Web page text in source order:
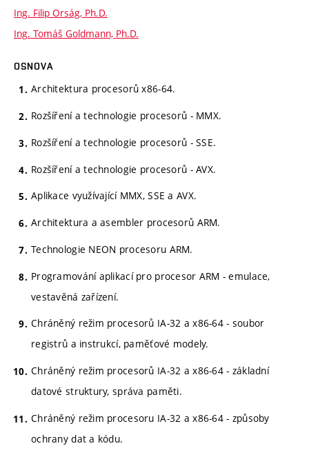
Ing. Filip Orság, Ph.D.
Ing. Tomáš Goldmann, Ph.D.
OSNOVA
Architektura procesorů x86-64.
Rozšíření a technologie procesorů - MMX.
Rozšíření a technologie procesorů - SSE.
Rozšíření a technologie procesorů - AVX.
Aplikace využívající MMX, SSE a AVX.
Architektura a asembler procesorů ARM.
Technologie NEON procesoru ARM.
Programování aplikací pro procesor ARM - emulace,
vestavěná zařízení.
Chráněný režim procesorů IA-32 a x86-64 - soubor
registrů a instrukcí, paměťové modely.
Chráněný režim procesorů IA-32 a x86-64 - základní
datové struktury, správa paměti.
Chráněný režim procesoru IA-32 a x86-64 - způsoby
ochrany dat a kódu.